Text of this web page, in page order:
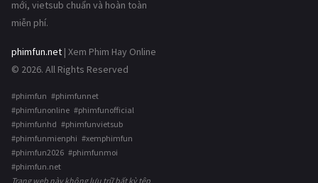
mới, vietsub chuẩn và hoàn toàn
miễn phí.
phimfun.net | Xem Phim Hay Online
© 2026. All Rights Reserved
#phimfun #phimfunnet
#phimfunonline #phimfunofficial
#phimfunhd #phimfunvietsub
#phimfunmienphi #xemphimfun
#phimfun2026 #phimfunmoi
#phimfun.net
Trang web này không lưu trữ bất kỳ tệp